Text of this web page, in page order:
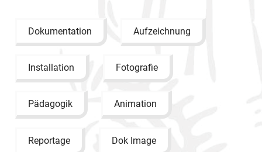
Dokumentation Aufzeichnung
Installation Fotografie
Pädagogik Animation
Reportage Dok Image